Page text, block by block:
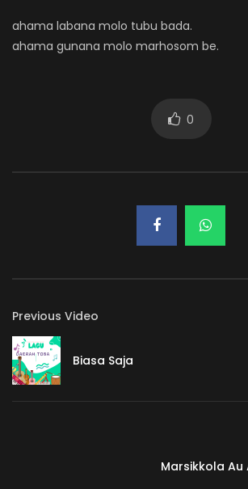
ahama labana molo tubu bada.
ahama gunana molo marhosom be.
0
Previous Video
Biasa Saja
Marsikkola Au